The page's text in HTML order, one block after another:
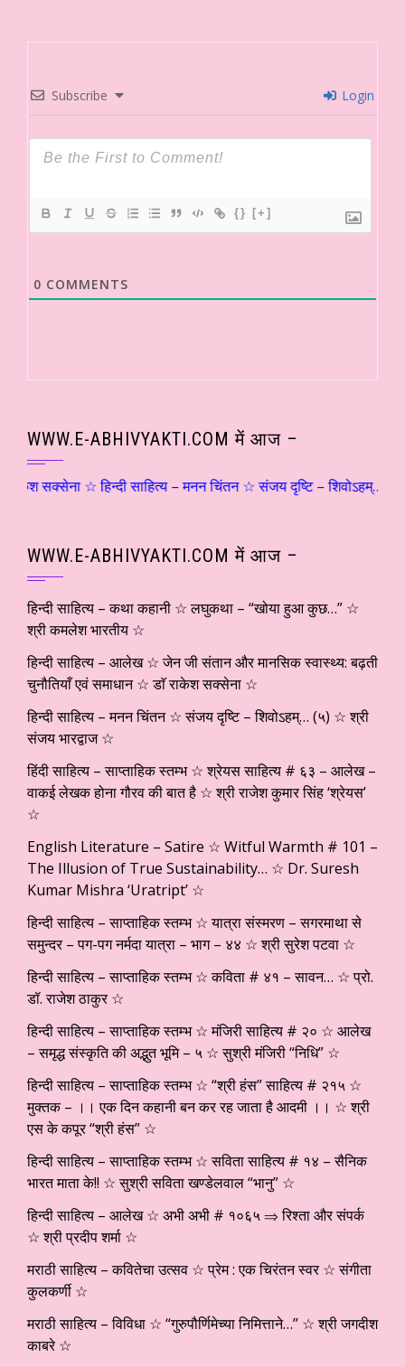
Subscribe Login
{} [+]
0 COMMENTS
WWW.E-ABHIVYAKTI.COM में आज –
हिन्दी साहित्य – मनन चिंतन ☆ संजय दृष्टि – शिवोऽहम्… (५) ☆
WWW.E-ABHIVYAKTI.COM में आज –
हिन्दी साहित्य – कथा कहानी ☆ लघुकथा – “खोया हुआ कुछ…” ☆
श्री कमलेश भारतीय ☆
हिन्दी साहित्य – आलेख ☆ जेन जी संतान और मानसिक स्वास्थ्य: बढ़ती
चुनौतियाँ एवं समाधान ☆ डाॅ राकेश सक्सेना ☆
हिन्दी साहित्य – मनन चिंतन ☆ संजय दृष्टि – शिवोऽहम्… (५) ☆ श्री
संजय भारद्वाज ☆
हिंदी साहित्य – साप्ताहिक स्तम्भ ☆ श्रेयस साहित्य # ६३ – आलेख –
वाकई लेखक होना गौरव की बात है ☆ श्री राजेश कुमार सिंह ‘श्रेयस’
☆
English Literature – Satire ☆ Witful Warmth # 101 –
The Illusion of True Sustainability… ☆ Dr. Suresh
Kumar Mishra ‘Uratript’ ☆
हिन्दी साहित्य – साप्ताहिक स्तम्भ ☆ यात्रा संस्मरण – सगरमाथा से
समुन्दर – पग-पग नर्मदा यात्रा – भाग – ४४ ☆ श्री सुरेश पटवा ☆
हिन्दी साहित्य – साप्ताहिक स्तम्भ ☆ कविता # ४१ – सावन… ☆ प्रो.
डॉ. राजेश ठाकुर ☆
हिन्दी साहित्य – साप्ताहिक स्तम्भ ☆ मंजिरी साहित्य # २० ☆ आलेख
– समृद्ध संस्कृति की अद्भुत भूमि – ५ ☆ सुश्री मंजिरी “निधि” ☆
हिन्दी साहित्य – साप्ताहिक स्तम्भ ☆ “श्री हंस” साहित्य # २१५ ☆
मुक्तक – ।। एक दिन कहानी बन कर रह जाता है आदमी ।। ☆ श्री
एस के कपूर “श्री हंस” ☆
हिन्दी साहित्य – साप्ताहिक स्तम्भ ☆ सविता साहित्य # १४ – सैनिक
भारत माता के!! ☆ सुश्री सविता खण्डेलवाल “भानु” ☆
हिन्दी साहित्य – आलेख ☆ अभी अभी # १०६५ ⇒ रिश्ता और संपर्क
☆ श्री प्रदीप शर्मा ☆
मराठी साहित्य – कवितेचा उत्सव ☆ प्रेम : एक चिरंतन स्वर ☆ संगीता
कुलकर्णी ☆
मराठी साहित्य – विविधा ☆ “गुरुपौर्णिमेच्या निमित्ताने…” ☆ श्री जगदीश
काबरे ☆